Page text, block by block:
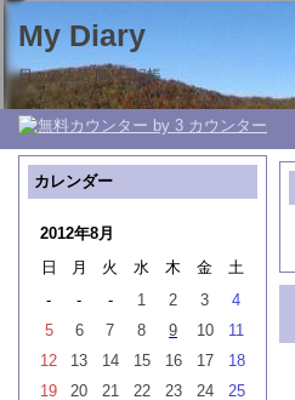
My Diary
日々の生活 My 日記帳。
カレンダー
2012年8月
日
月 火 水 木 金
土
-
- - 1 2 3
4
5
6 7 8 9 10
11
12
13 14 15 16 17
18
19
20 21 22 23 24
25